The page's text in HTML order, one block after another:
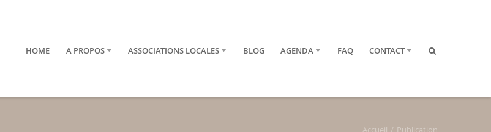
HOME A PROPOS ASSOCIATIONS LOCALES BLOG AGENDA FAQ CONTACT
Accueil Publication